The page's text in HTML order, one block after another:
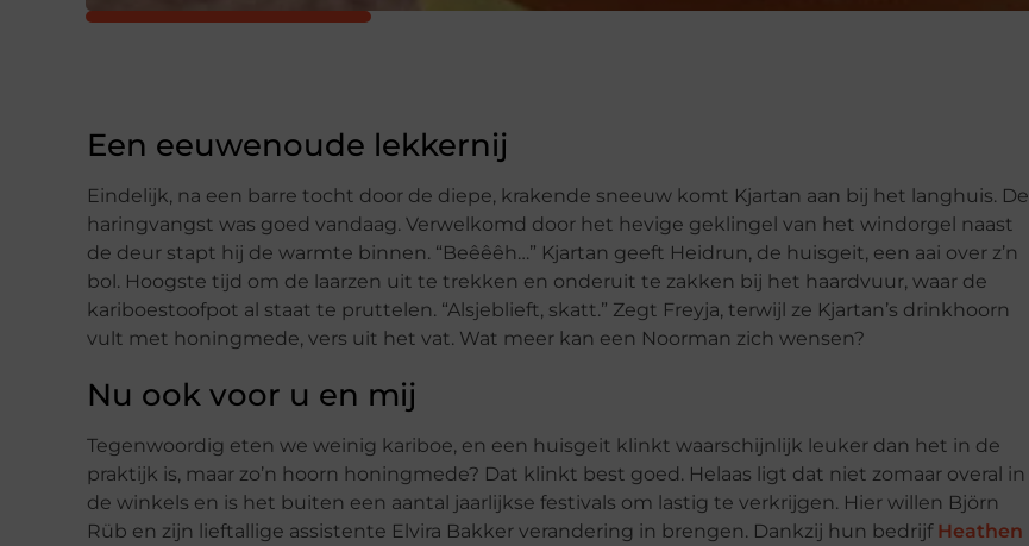
Een eeuwenoude lekkernij
Eindelijk, na een barre tocht door de diepe, krakende sneeuw komt Kjartan aan bij het langhuis. De
haringvangst was goed vandaag. Verwelkomd door het hevige geklingel van het windorgel naast
de deur stapt hij de warmte binnen. “Beêêêh…” Kjartan geeft Heidrun, de huisgeit, een aai over z’n
bol. Hoogste tijd om de laarzen uit te trekken en onderuit te zakken bij het haardvuur, waar de
kariboestoofpot al staat te pruttelen. “Alsjeblieft, skatt.” Zegt Freyja, terwijl ze Kjartan’s drinkhoorn
vult met honingmede, vers uit het vat. Wat meer kan een Noorman zich wensen?
Nu ook voor u en mij
Tegenwoordig eten we weinig kariboe, en een huisgeit klinkt waarschijnlijk leuker dan het in de
praktijk is, maar zo’n hoorn honingmede? Dat klinkt best goed. Helaas ligt dat niet zomaar overal in
de winkels en is het buiten een aantal jaarlijkse festivals om lastig te verkrijgen. Hier willen Björn
Rüb en zijn lieftallige assistente Elvira Bakker verandering in brengen. Dankzij hun bedrijf Heathen